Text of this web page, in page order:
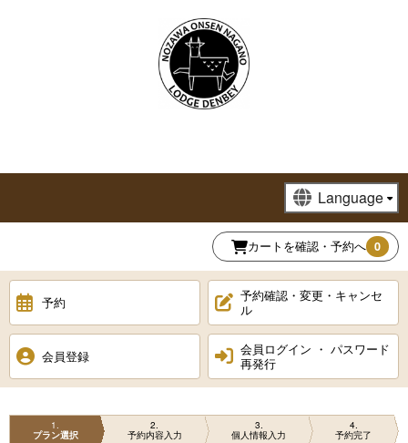
カートを確認・予約へ 0
予約
予約確認・変更・キャンセ
ル
会員登録
会員ログイン ・ パスワード
再発行
1
プラン選択
2
予約内容入力
3
個人情報入力
4
予約完了